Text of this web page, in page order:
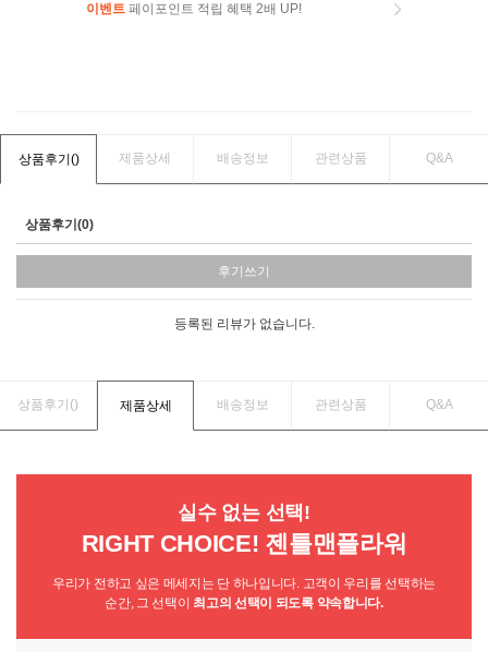
이벤트 페이포인트 적립 혜택 2배 UP!
상품후기() 제품상세 배송정보 관련상품 Q&A
상품후기(0)
후기쓰기
등록된 리뷰가 없습니다.
상품후기() 제품상세 배송정보 관련상품 Q&A
실수 없는 선택!
RIGHT CHOICE! 젠틀맨플라워
우리가 전하고 싶은 메세지는 단 하나입니다. 고객이 우리를 선택하는
순간, 그 선택이 최고의 선택이 되도록 약속합니다.